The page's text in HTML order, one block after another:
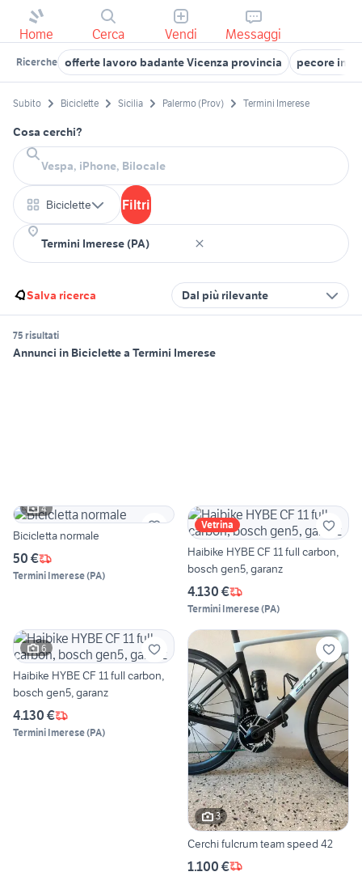
Home Cerca Vendi Messaggi
Ricerche offerte lavoro badante Vicenza provincia pecore in
Subito Biciclette Sicilia Palermo (Prov) Termini Imerese
Cosa cerchi?
Biciclette Filtri
Salva ricerca Dal più rilevante
75 risultati
Annunci in Biciclette a Termini Imerese
4
Bicicletta normale
50 €
Termini Imerese(PA)
Vetrina
Haibike HYBE CF 11 full carbon,
bosch gen5, garanz
4.130 €
Termini Imerese(PA)
6
Haibike HYBE CF 11 full carbon,
bosch gen5, garanz
4.130 €
Termini Imerese(PA)
3
Cerchi fulcrum team speed 42
1.100 €